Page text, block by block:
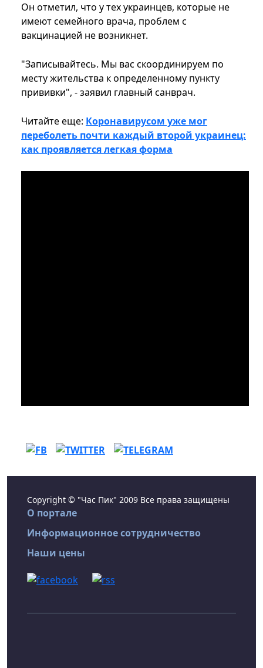
Он отметил, что у тех украинцев, которые не
имеют семейного врача, проблем с
вакцинацией не возникнет.
"Записывайтесь. Мы вас скоординируем по
месту жительства к определенному пункту
прививки", - заявил главный санврач.
Читайте еще: Коронавирусом уже мог
переболеть почти каждый второй украинец:
как проявляется легкая форма
Copyright © "Час Пик" 2009 Все права защищены
О портале
Информационное сотрудничество
Наши цены